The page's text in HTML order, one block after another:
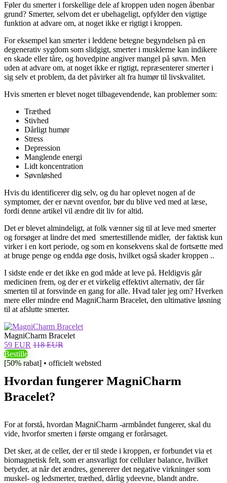
Føler du smerter i forskellige dele af kroppen uden nogen åbenbar
grund? Smerter, selvom det er ubehageligt, opfylder den vigtige
funktion at advare om, at noget ikke er rigtigt i kroppen.
For eksempel kan smerter i leddene betegne begyndelsen på en
degenerativ sygdom som slidgigt, smerter i musklerne kan indikere
en skade eller tåre, og hovedpine angiver mangel på søvn. Men
uden at advare om, at noget ikke er rigtigt, repræsenterer smerter i
sig selv et problem, da det påvirker alt fra humør til livskvalitet.
Hvis smerten er blevet noget tilbagevendende, kan problemer som:
Træthed
Stivhed
Dårligt humør
Stress
Depression
Manglende energi
Lidt koncentration
Søvnløshed
Hvis du identificerer dig selv, og du har oplevet nogen af ​​de
symptomer, der er nævnt ovenfor, bør du blive ved med at læse,
fordi denne artikel vil ændre dit liv for altid.
Det er blevet almindeligt, at folk vænner sig til at leve med smerter
og forsøger at lindre det med smertestillende midler, der faktisk kun
virker i en kort periode, og som en konsekvens skal de fortsætte med
at bruge penge og endda øge dosis, hvilket også skader kroppen ..
I sidste ende er det ikke en god måde at leve på. Heldigvis går
medicinen frem, og der er et virkelig effektivt alternativ, der får
smerten til at forsvinde en gang for alle. Hvad taler jeg om? Hverken
mere eller mindre end MagniCharm Bracelet, den ultimative løsning
til at afslutte smerter.
MagniCharm Bracelet
59 EUR 118 EUR
Bestille
[50% rabat] • officielt websted
Hvordan fungerer MagniCharm
Bracelet?
For at forstå, hvordan MagniCharm -armbåndet fungerer, skal du
vide, hvorfor smerten i første omgang er forårsaget.
Det sker, at de celler, der er til stede i kroppen, er forbundet via et
biomagnetisk felt, som er ansvarligt for cellulær balance, hvilket
betyder, at når det ændres, genererer det negative virkninger som
muskel- og ledsmerter, træthed, dårlig ydeevne, blandt andre.